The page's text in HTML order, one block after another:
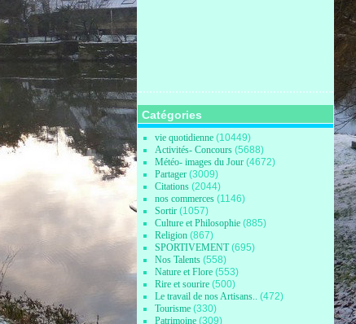
Catégories
vie quotidienne (10449)
Activités- Concours (5688)
Météo- images du Jour (4672)
Partager (3009)
Citations (2044)
nos commerces (1146)
Sortir (1057)
Culture et Philosophie (885)
Religion (867)
SPORTIVEMENT(695)
Nos Talents (558)
Nature et Flore (553)
Rire et sourire (500)
Le travail de nos Artisans.. (472)
Tourisme (330)
Patrimoine (309)